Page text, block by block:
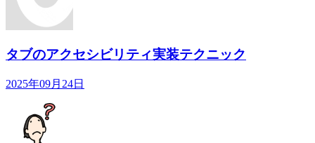
タブのアクセシビリティ実装テクニック
2025年09月24日